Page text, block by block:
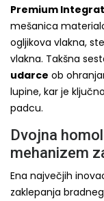
Premium
mešanica
ogljikova vlakna,
vlakna. Takšna
udarce ob
lupine, kar je
padcu.
Dvojna
mehanizem
Ena največjih
zaklepanja